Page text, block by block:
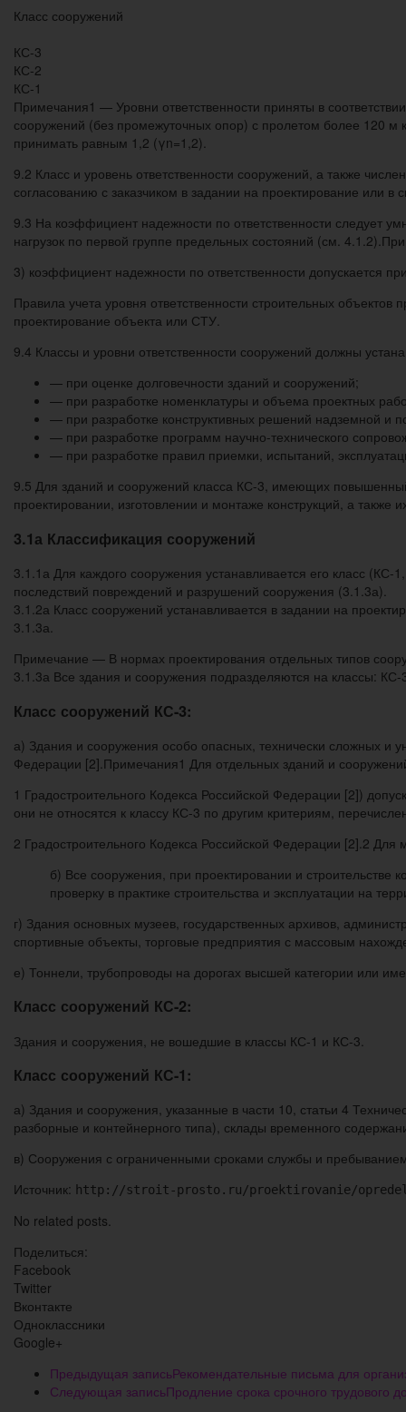
Класс сооружений
КС-3
КС-2
КС-1
Примечания1 — Уровни ответственности приняты в
сооружений (без промежуточных опор) с пролетом более 120 м
принимать равным 1,2 (γn=1,2).
9.2 Класс и уровень ответственности сооружений, а также
согласованию с заказчиком в задании на проектирование или
9.3 На коэффициент надежности по ответственности следует
нагрузок по первой группе предельных состояний (см.
3) коэффициент надежности по ответственности допускается
Правила учета уровня ответственности строительных
проектирование объекта или СТУ.
9.4 Классы и уровни ответственности сооружений должны
— при оценке долговечности зданий и сооружений;
— при разработке номенклатуры и объема проектных
— при разработке конструктивных решений надземной и
— при разработке программ научно-технического
— при разработке правил приемки, испытаний,
9.5 Для зданий и сооружений класса КС-3, имеющих
проектировании, изготовлении и монтаже конструкций, а также
3.1а Классификация сооружений
3.1.1а Для каждого сооружения устанавливается его класс
последствий повреждений и разрушений сооружения (3.1.3а).
3.1.2а Класс сооружений устанавливается в задании на
3.1.3а.
Примечание — В нормах проектирования отдельных типов
3.1.3а Все здания и сооружения подразделяются на классы:
Класс сооружений КС-3:
а) Здания и сооружения особо опасных, технически сложных и
Федерации [2].Примечания1 Для отдельных зданий и
1 Градостроительного Кодекса Российской Федерации [2])
они не относятся к классу КС-3 по другим критериям,
2 Градостроительного Кодекса Российской Федерации [2].2
б) Все сооружения, при проектировании и
проверку в практике строительства и эксплуатации на
г) Здания основных музеев, государственных архивов,
спортивные объекты, торговые предприятия с массовым
е) Тоннели, трубопроводы на дорогах высшей категории или
Класс сооружений КС-2:
Здания и сооружения, не вошедшие в классы КС-1 и КС-3.
Класс сооружений КС-1:
а) Здания и сооружения, указанные в части 10, статьи 4
разборные и контейнерного типа), склады временного
в) Сооружения с ограниченными сроками службы и
Источник: http://stroit-prosto.ru/proektirovanie/
No related posts.
Поделиться:
Facebook
Twitter
Вконтакте
Одноклассники
Google+
Предыдущая записьРекомендательные письма для
Следующая записьПродление срока срочного трудового